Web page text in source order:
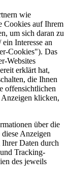
wie
Cookies auf Ihrem
um sich daran zu
Interesse an
Cookies"). Das
Websites
erklärt hat,
die Ihnen
offensichtlichen
Anzeigen klicken,
über die
Anzeigen
Daten durch
Tracking-
des jeweils